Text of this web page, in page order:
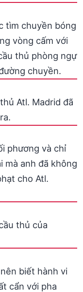
tìm chuyền bóng
vòng cấm với
thủ phòng ngự
chuyền.
Atl. Madrid đã
phương và chỉ
mà anh đã không
cho Atl.
thủ của
biết hành vi
cẩn với pha